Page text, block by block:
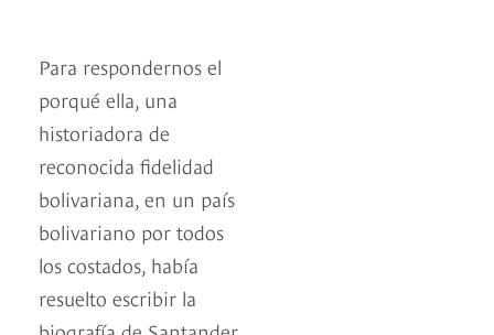
Para respondernos el
porqué ella, una
historiadora de
reconocida fidelidad
bolivariana, en un país
bolivariano por todos
los costados, había
resuelto escribir la